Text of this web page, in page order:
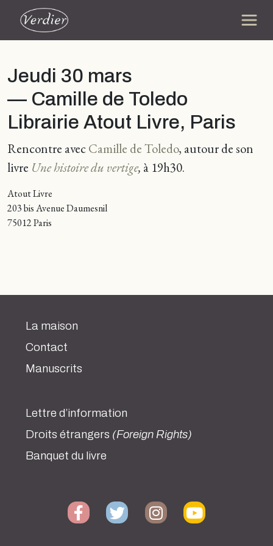
Jeudi 30 mars
— Camille de Toledo
Librairie Atout Livre, Paris
Rencontre avecCamille de Toledo, autour de son
livre Une histoire du vertige, à 19h30.
Atout Livre
203 bis Avenue Daumesnil
75012 Paris
La maison
Contact
Manuscrits
Lettre d’information
Droits étrangers (Foreign Rights)
Banquet du livre